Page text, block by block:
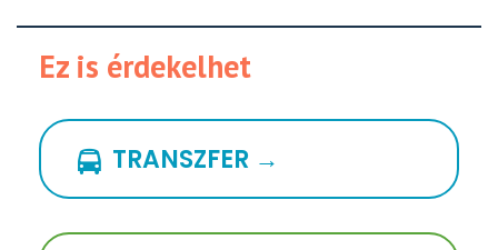
Ez is érdekelhet
TRANSZFER →